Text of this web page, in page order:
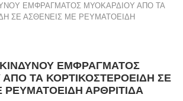
ΕΜΦΡΑΓΜΑΤΟΣ ΜΥΟΚΑΡΔΙΟΥ ΑΠΟ ΤΑ
ΣΕ ΑΣΘΕΝΕΙΣ ΜΕ ΡΕΥΜΑΤΟΕΙΔΗ
ΕΜΦΡΑΓΜΑΤΟΣ
ΤΑ ΚΟΡΤΙΚΟΣΤΕΡΟΕΙΔΗ ΣΕ
ΡΕΥΜΑΤΟΕΙΔΗ ΑΡΘΡΙΤΙΔΑ